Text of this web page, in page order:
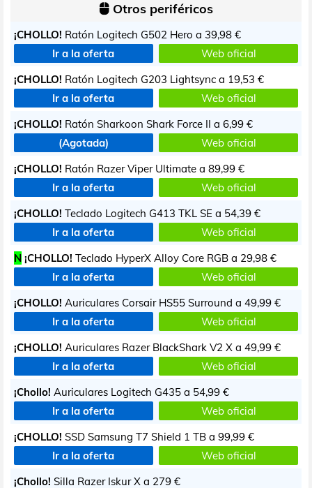
Otros periféricos
¡CHOLLO! Ratón Logitech G502 Hero a 39,98 €
Ir a la oferta
Web oficial
¡CHOLLO! Ratón Logitech G203 Lightsync a 19,53 €
Ir a la oferta
Web oficial
¡CHOLLO! Ratón Sharkoon Shark Force II a 6,99 €
(Agotada)
Web oficial
¡CHOLLO! Ratón Razer Viper Ultimate a 89,99 €
Ir a la oferta
Web oficial
¡CHOLLO! Teclado Logitech G413 TKL SE a 54,39 €
Ir a la oferta
Web oficial
N ¡CHOLLO! Teclado HyperX Alloy Core RGB a 29,98 €
Ir a la oferta
Web oficial
¡CHOLLO! Auriculares Corsair HS55 Surround a 49,99 €
Ir a la oferta
Web oficial
¡CHOLLO! Auriculares Razer BlackShark V2 X a 49,99 €
Ir a la oferta
Web oficial
¡Chollo! Auriculares Logitech G435 a 54,99 €
Ir a la oferta
Web oficial
¡CHOLLO! SSD Samsung T7 Shield 1 TB a 99,99 €
Ir a la oferta
Web oficial
¡Chollo! Silla Razer Iskur X a 279 €